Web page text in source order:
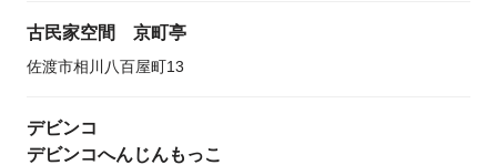
古民家空間 京町亭
佐渡市相川八百屋町13
デビンコ
デビンコへんじんもっこ